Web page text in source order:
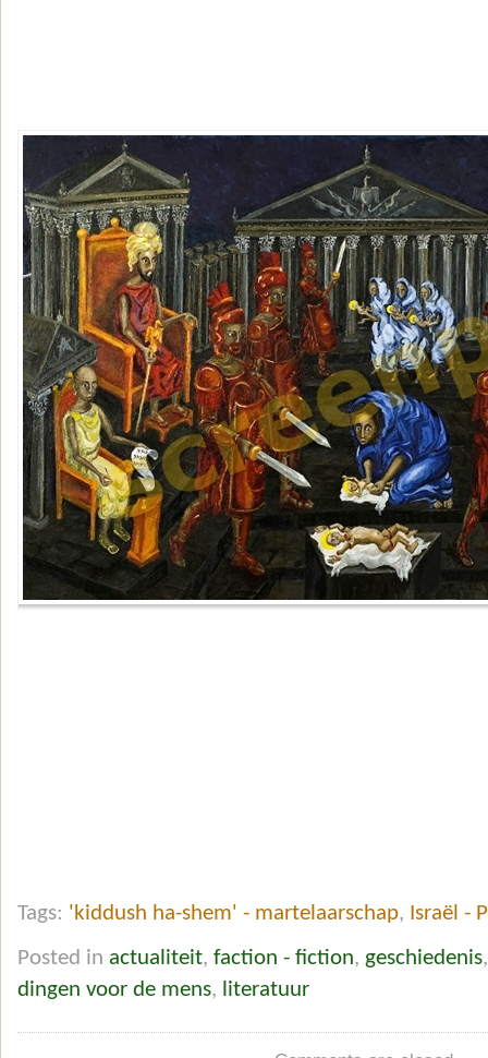
Tags: 'kiddush ha-shem' - martelaarschap, Israël -
Posted in actualiteit, faction - fiction, geschiedenis
dingen voor de mens, literatuur